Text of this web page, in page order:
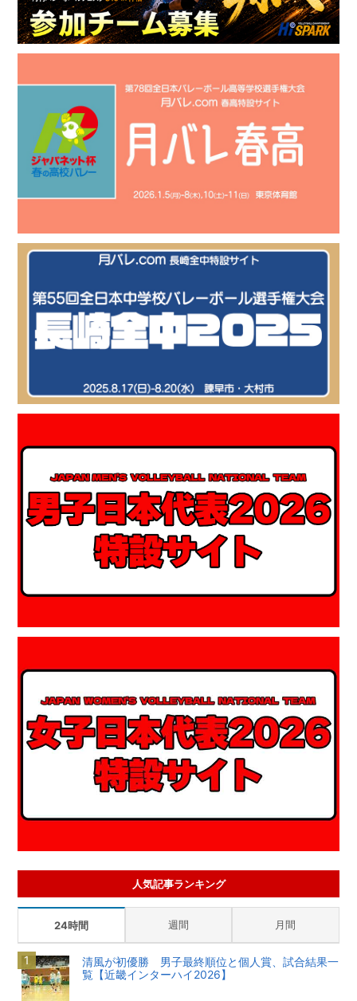
人気記事ランキング
24時間 週間 月間
清風が初優勝 男子最終順位と個人賞、試合結果一
覧【近畿インターハイ2026】